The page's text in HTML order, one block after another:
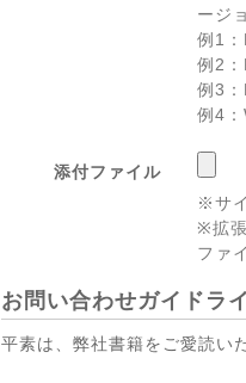
ージ
例1
例2
例3
例4
添付ファイル
※サ
※拡
ファ
お問い合わせガイドラ
平素は、弊社書籍をご愛読い